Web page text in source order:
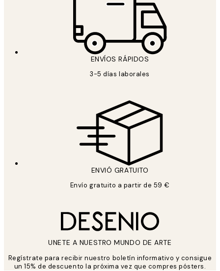
ENVÍOS RÁPIDOS
3-5 días laborales
ENVIÓ GRATUITO
Envío gratuito a partir de 59 €
UNETE A NUESTRO MUNDO DE ARTE
Regístrate para recibir nuestro boletín informativo y consigue
un 15% de descuento la próxima vez que compres pósters.